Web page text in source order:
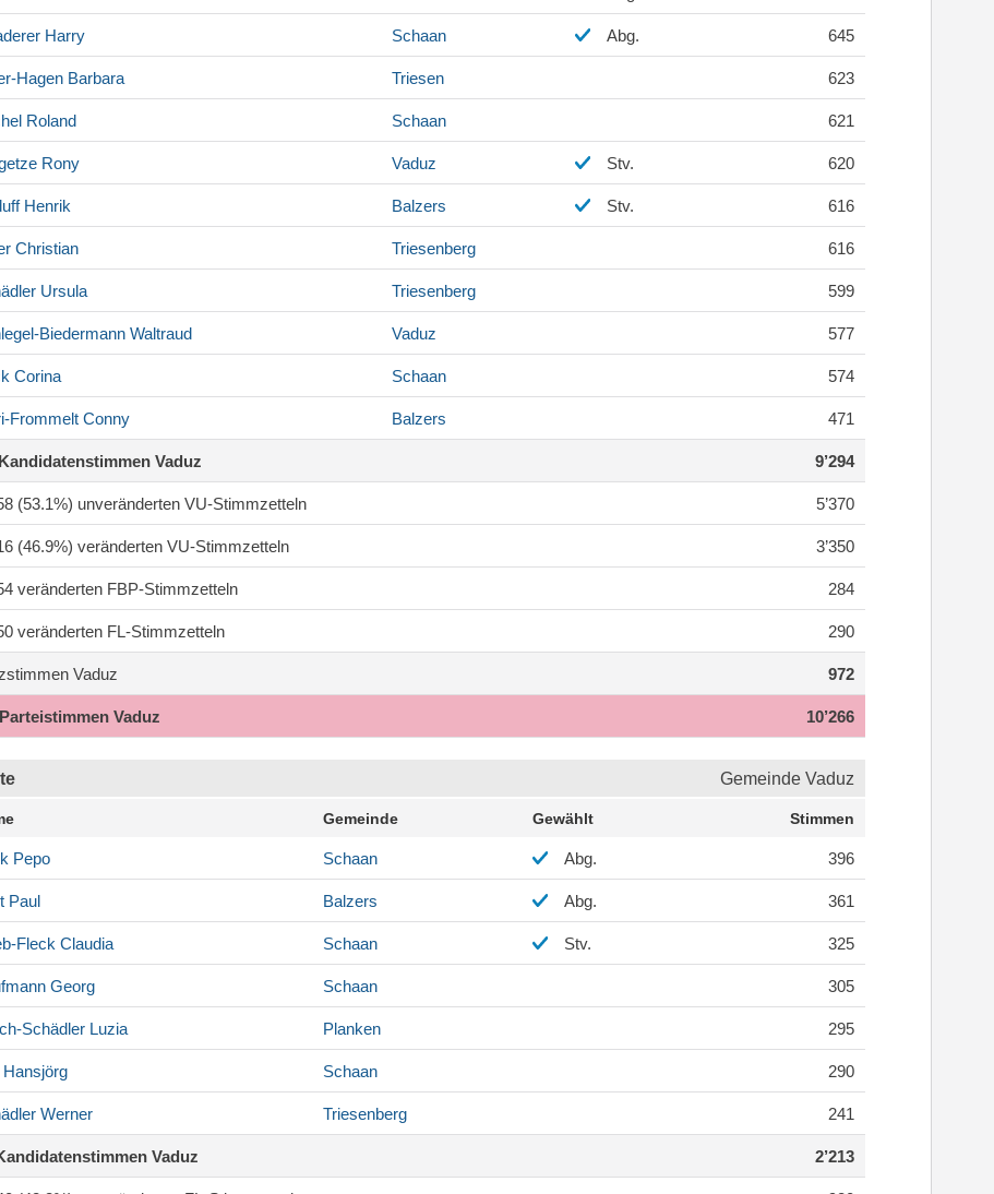
Harry Schaan Abg. 645
Hagen Barbara Triesen 623
Roland Schaan 621
Rony Vaduz Stv. 620
Henrik Balzers Stv. 616
Christian Triesenberg 616
Ursula Triesenberg 599
Biedermann Waltraud Vaduz 577
Corina Schaan 574
Frommelt Conny Balzers 471
Vaduz 9’294
(53.1%) unveränderten VU-Stimmzetteln 5’370
(46.9%) veränderten VU-Stimmzetteln 3’350
veränderten FBP-Stimmzetteln 284
veränderten FL-Stimmzetteln 290
Vaduz 972
Vaduz 10’266
Gemeinde Vaduz
Gemeinde Gewählt Stimmen
Pepo Schaan Abg. 396
Paul Balzers Abg. 361
Fleck Claudia Schaan Stv. 325
Georg Schaan 305
Schädler Luzia Planken 295
Hansjörg Schaan 290
Werner Triesenberg 241
Vaduz 2’213